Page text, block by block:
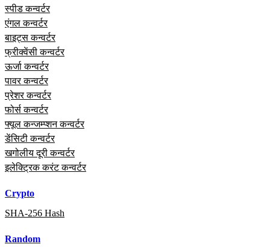
स्पीड कन्वर्टर
एंगल कन्वर्टर
बाइट्स कन्वर्टर
फ्रीक्वेंसी कन्वर्टर
ऊर्जा कन्वर्टर
पावर कन्वर्टर
प्रेशर कन्वर्टर
फोर्स कन्वर्टर
फ्यूल कन्जम्प्शन कन्वर्टर
डेंसिटी कन्वर्टर
खगोलीय दूरी कन्वर्टर
इलेक्ट्रिक करंट कन्वर्टर
Crypto
SHA-256 Hash
Random